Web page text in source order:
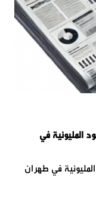
المليونية في
في طهران